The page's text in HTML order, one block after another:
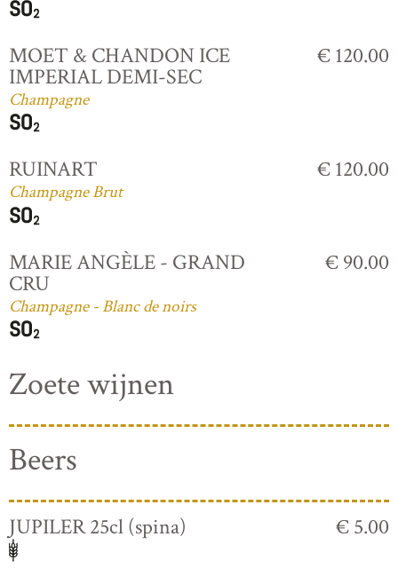
MOET & CHANDON ICE
IMPERIAL DEMI-SEC
Champagne
€ 120.00
RUINART
Champagne Brut
€ 120.00
MARIE ANGÈLE - GRAND
CRU
Champagne - Blanc de noirs
€ 90.00
Zoete wijnen
Beers
JUPILER 25cl (spina) € 5.00